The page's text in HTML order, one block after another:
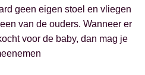
geen eigen stoel en vliegen
van de ouders. Wanneer er
voor de baby, dan mag je